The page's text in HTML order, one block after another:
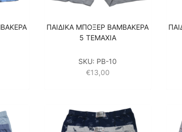
ΠΑΙΔΙΚΑ ΜΠΟΞΕΡ ΒΑΜΒΑΚΕΡΑ
5 ΤΕΜΑΧΙΑ
SKU: PB-10
€13,00